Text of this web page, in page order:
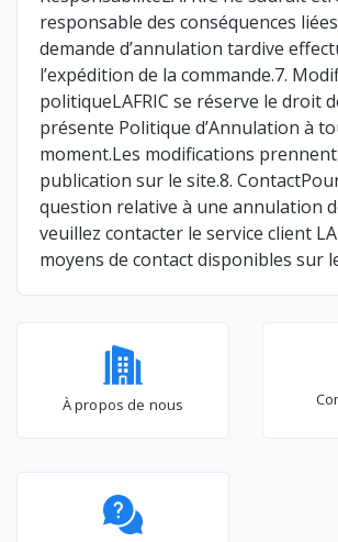
responsable des conséquences
demande d’annulation tardive
l’expédition de la commande.7.
politiqueLAFRIC se réserve le droit
présente Politique d’Annulation à
moment.Les modifications
publication sur le site.8.
question relative à une annulation
veuillez contacter le service client
moyens de contact disponibles sur
À propos de nous